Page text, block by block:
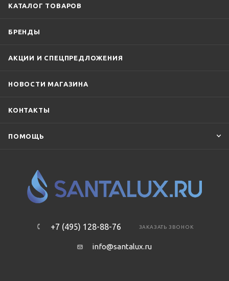
КАТАЛОГ ТОВАРОВ
БРЕНДЫ
АКЦИИ И СПЕЦПРЕДЛОЖЕНИЯ
НОВОСТИ МАГАЗИНА
КОНТАКТЫ
ПОМОЩЬ
+7 (495) 128-88-76 ЗАКАЗАТЬ ЗВОНОК
info@santalux.ru